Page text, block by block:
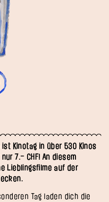
Kinotag in über 530 Kinos
7.– CHF! An diesem
Lieblingsfilme auf der
Tag laden dich die